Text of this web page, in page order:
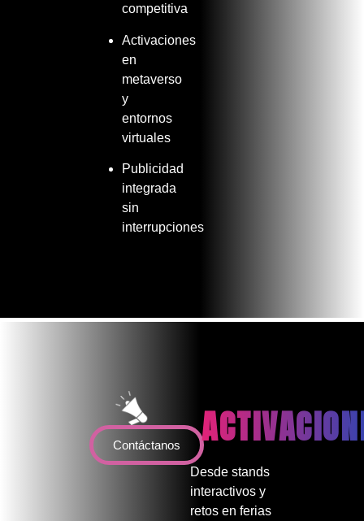
competitiva
Activaciones
en
metaverso
y
entornos
virtuales
Publicidad
integrada
sin
interrupciones
Contáctanos
Desde stands
interactivos y
retos en ferias